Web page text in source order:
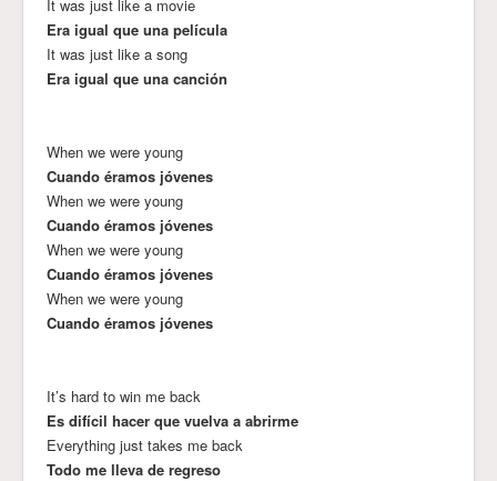
It was just like a movie
Era igual que una película
It was just like a song
Era igual que una canción
When we were young
Cuando éramos jóvenes
When we were young
Cuando éramos jóvenes
When we were young
Cuando éramos jóvenes
When we were young
Cuando éramos jóvenes
It’s hard to win me back
Es difícil hacer que vuelva a abrirme
Everything just takes me back
Todo me lleva de regreso